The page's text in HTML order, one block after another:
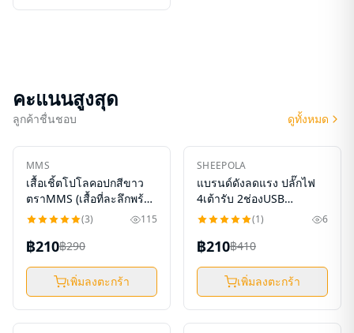
คะแนนสูงสุด
ลูกค้าชื่นชอบ ดูทั้งหมด
ใหม่
-28%
MMS
เสื้อเชิ้ตโปโลคอปกสีขาว
ตราMMS (เสื้อที่ละลึกพร้อม
ลายเซ็น)(ได้รับแต้ม 80,000
(3) 115
฿210฿290
เพิ่มลงตะกร้า
ใหม่
-49%
SHEEPOLA
แบรนด์ดังลดแรง ปลั๊กไฟ
4เต้ารับ 2ช่องUSB
1ช่องTypeC สายยาว
PS02401 Sheepola ปลั๊ก
ฐาน มอก. (รับ 11,750แต้ม)
(1) 6
฿210฿410
เพิ่มลงตะกร้า